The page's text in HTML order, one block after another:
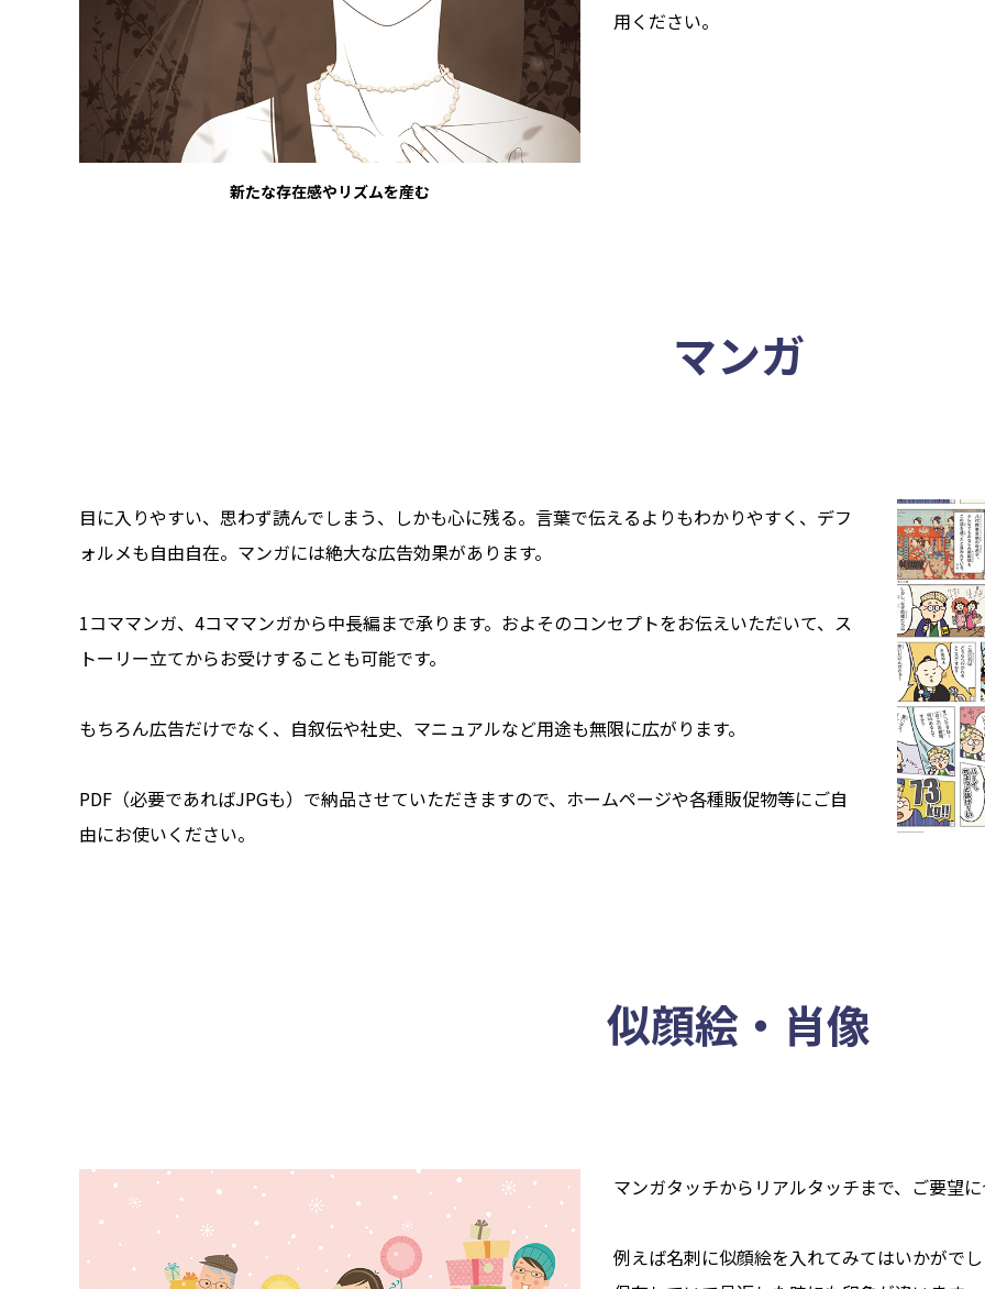
新たな存在感やリズムを産む
用ください。
マンガ
目に入りやすい、思わず読んでしまう、しかも心に残る。言葉で伝えるよりもわかりやすく、デフ
ォルメも自由自在。マンガには絶大な広告効果があります。
1コママンガ、4コママンガから中長編まで承ります。およそのコンセプトをお伝えいただいて、ス
トーリー立てからお受けすることも可能です。
もちろん広告だけでなく、自叙伝や社史、マニュアルなど用途も無限に広がります。
PDF（必要であればJPGも）で納品させていただきますので、ホームページや各種販促物等にご自
由にお使いください。
似顔絵・肖像
マンガタッチからリアルタッチまで、ご要望
例えば名刺に似顔絵を入れてみてはいかがで